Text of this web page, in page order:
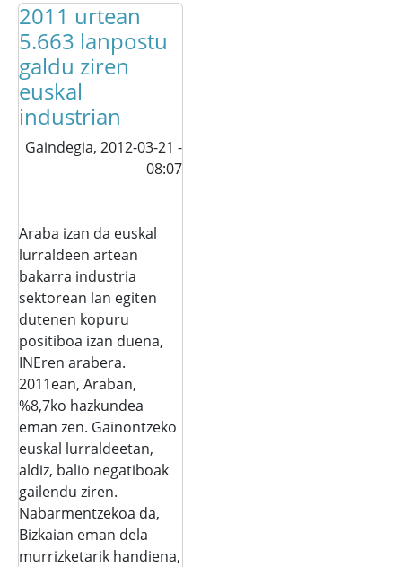
2011 urtean
5.663 lanpostu
galdu ziren
euskal
industrian
Gaindegia, 2012-03-21 -
08:07
Araba izan da euskal
lurraldeen artean
bakarra industria
sektorean lan egiten
dutenen kopuru
positiboa izan duena,
INEren arabera.
2011ean, Araban,
%8,7ko hazkundea
eman zen. Gainontzeko
euskal lurraldeetan,
aldiz, balio negatiboak
gailendu ziren.
Nabarmentzekoa da,
Bizkaian eman dela
murrizketarik handiena,